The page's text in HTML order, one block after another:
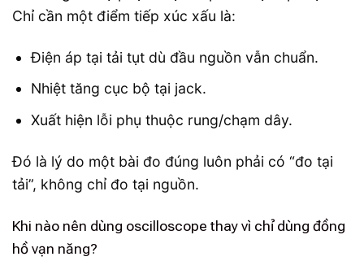
Chỉ cần một điểm tiếp xúc xấu là:
Điện áp tại tải tụt dù đầu nguồn vẫn chuẩn.
Nhiệt tăng cục bộ tại jack.
Xuất hiện lỗi phụ thuộc rung/chạm dây.
Đó là lý do một bài đo đúng luôn phải có “đo tại
tải”, không chỉ đo tại nguồn.
Khi nào nên dùng oscilloscope thay vì chỉ dùng đồng
hồ vạn năng?